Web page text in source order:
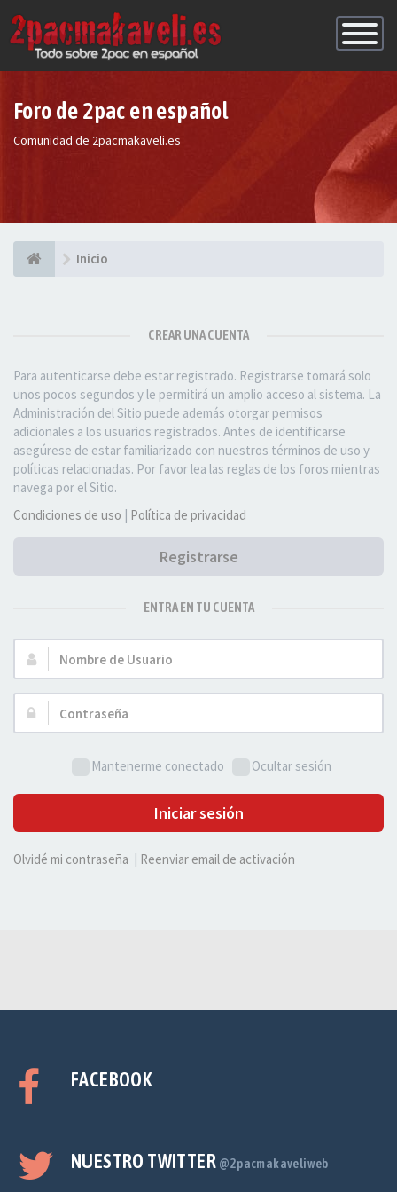
de
Foro de 2pac en español
Comunidad de 2pacmakaveli.es
Inicio
CREAR UNA CUENTA
Para autenticarse debe estar registrado. Registrarse tomará solo
unos pocos segundos y le permitirá un amplio acceso al sistema. La
Administración del Sitio puede además otorgar permisos
adicionales a los usuarios registrados. Antes de identificarse
asegúrese de estar familiarizado con nuestros términos de uso y
políticas relacionadas. Por favor lea las reglas de los foros mientras
navega por el Sitio.
Condiciones de uso | Política de privacidad
Registrarse
ENTRA EN TU CUENTA
Nombre
de
Usuario:
Contraseña:
Mantenerme conectado Ocultar sesión
Iniciar sesión
Olvidé mi contraseña Reenviar email de activación
FACEBOOK
NUESTRO TWITTER @2pacmakaveliweb